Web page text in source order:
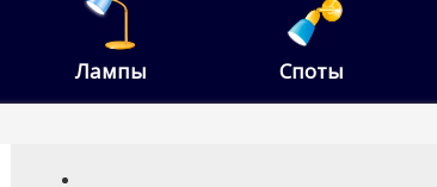
Лампы Споты